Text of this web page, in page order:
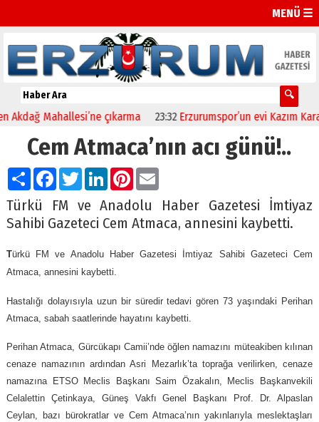
MENÜ ☰
Mahallesi’ne çıkarma 23:32 Erzurumspor’un evi Kazım
Cem Atmaca’nın acı günü!..
PaylaşFacebook
TwitterLinkedIn
Pinterest
Email
Türkü FM ve Anadolu Haber Gazetesi İmtiyaz
Sahibi Gazeteci Cem Atmaca, annesini kaybetti.
Türkü FM ve Anadolu Haber Gazetesi İmtiyaz Sahibi Gazeteci Cem
Atmaca, annesini kaybetti.
Hastalığı dolayısıyla uzun bir süredir tedavi gören 73 yaşındaki Perihan
Atmaca, sabah saatlerinde hayatını kaybetti.
Perihan Atmaca, Gürcükapı Camii’nde öğlen namazını müteakiben kılınan
cenaze namazının ardından Asri Mezarlık’ta toprağa verilirken, cenaze
namazına ETSO Meclis Başkanı Saim Özakalın, Meclis Başkanvekili
Celalettin Çetinkaya, Güneş Vakfı Genel Başkanı Prof. Dr. Alpaslan
Ceylan, bazı bürokratlar ve Cem Atmaca’nın yakınlarıyla meslektaşları